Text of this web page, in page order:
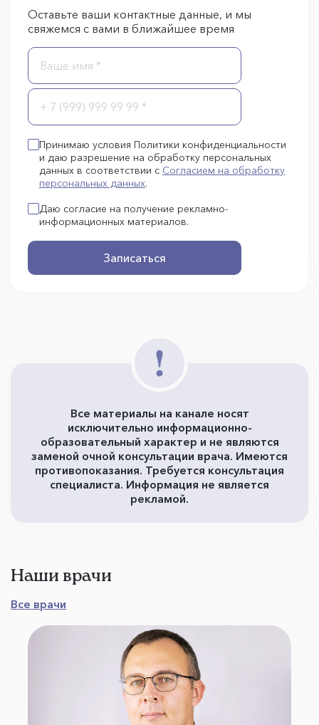
Оставьте ваши контактные данные, и мы
свяжемся с вами в ближайшее время
Принимаю условия Политики конфиденциальности
и даю разрешение на обработку персональных
данных в соответствии с Согласием на обработку
персональных данных.
Даю согласие на получение рекламно-
информационных материалов.
Записаться
Все материалы на канале носят
исключительно информационно-
образовательный характер и не являются
заменой очной консультации врача. Имеются
противопоказания. Требуется консультация
специалиста. Информация не является
рекламой.
Наши врачи
Все врачи